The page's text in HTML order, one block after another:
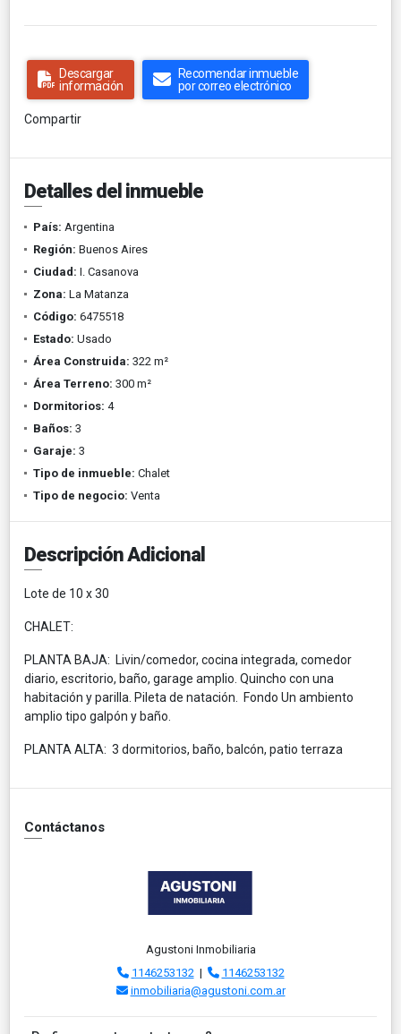
Descargar
información
Recomendar inmueble
por correo electrónico
Compartir
Detalles del inmueble
País: Argentina
Región: Buenos Aires
Ciudad: I. Casanova
Zona: La Matanza
Código: 6475518
Estado: Usado
Área Construida: 322 m²
Área Terreno: 300 m²
Dormitorios: 4
Baños: 3
Garaje: 3
Tipo de inmueble: Chalet
Tipo de negocio: Venta
Descripción Adicional
Lote de 10 x 30
CHALET:
PLANTA BAJA: Livin/comedor, cocina integrada, comedor
diario, escritorio, baño, garage amplio. Quincho con una
habitación y parilla. Pileta de natación. Fondo Un ambiento
amplio tipo galpón y baño.
PLANTA ALTA: 3 dormitorios, baño, balcón, patio terraza
Contáctanos
Agustoni Inmobiliaria
1146253132 |
1146253132
inmobiliaria@agustoni.com.ar